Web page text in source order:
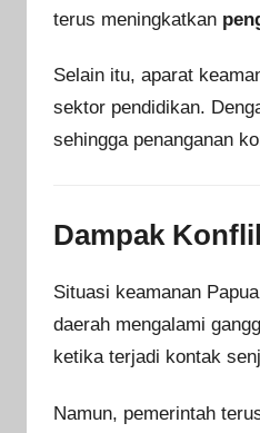
terus meningkatkan
Selain itu, aparat
sektor pendidikan.
sehingga penanganan
Dampak
Situasi keamanan
daerah mengalami
ketika terjadi kontak
Namun, pemerintah